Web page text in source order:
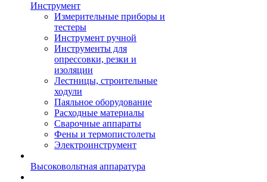
Инструмент
Измерительные приборы и
тестеры
Инструмент ручной
Инструменты для
опрессовки, резки и
изоляции
Лестницы, строительные
ходули
Паяльное оборудование
Расходные материалы
Сварочные аппараты
Фены и термопистолеты
Электроинструмент
Высоковольтная аппаратура